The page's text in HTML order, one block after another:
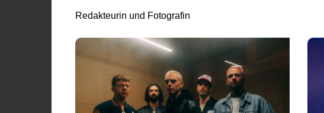
Redakteurin und Fotografin